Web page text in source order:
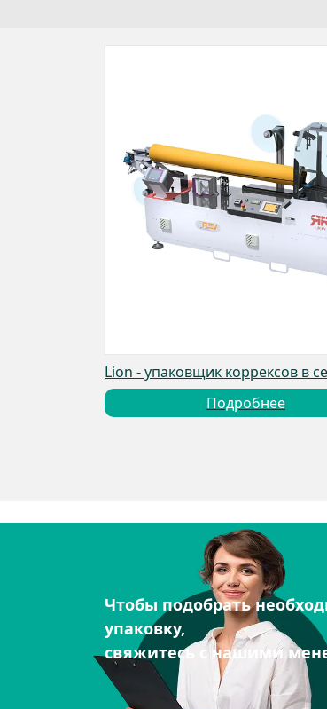
Lion - упаковщик коррексов в
Подробнее
Чтобы подобрать
упаковку,
свяжитесь с нашими